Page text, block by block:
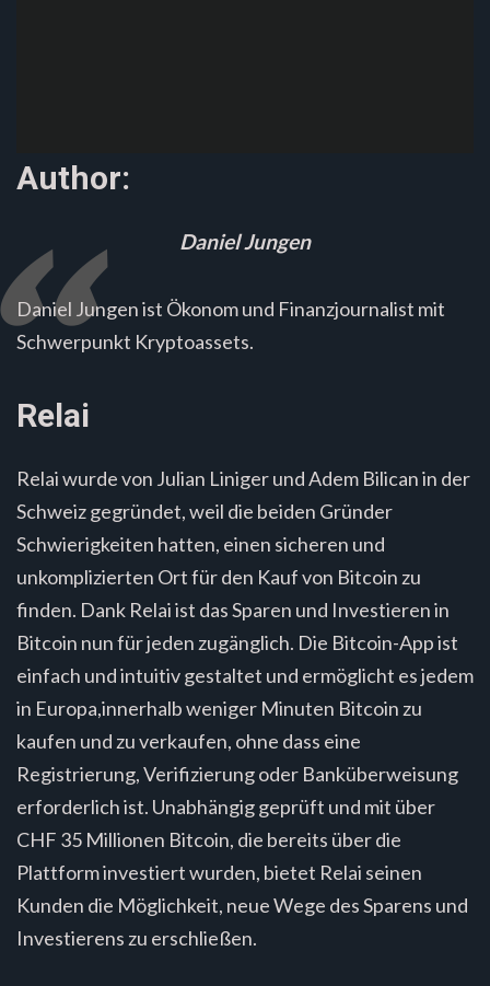
Author:
Daniel Jungen
Daniel Jungen ist Ökonom und Finanzjournalist mit
Schwerpunkt Kryptoassets.
Relai
Relai wurde von Julian Liniger und Adem Bilican in der
Schweiz gegründet, weil die beiden Gründer
Schwierigkeiten hatten, einen sicheren und
unkomplizierten Ort für den Kauf von Bitcoin zu
finden. Dank Relai ist das Sparen und Investieren in
Bitcoin nun für jeden zugänglich. Die Bitcoin-App ist
einfach und intuitiv gestaltet und ermöglicht es jedem
in Europa,innerhalb weniger Minuten Bitcoin zu
kaufen und zu verkaufen, ohne dass eine
Registrierung, Verifizierung oder Banküberweisung
erforderlich ist. Unabhängig geprüft und mit über
CHF 35 Millionen Bitcoin, die bereits über die
Plattform investiert wurden, bietet Relai seinen
Kunden die Möglichkeit, neue Wege des Sparens und
Investierens zu erschließen.